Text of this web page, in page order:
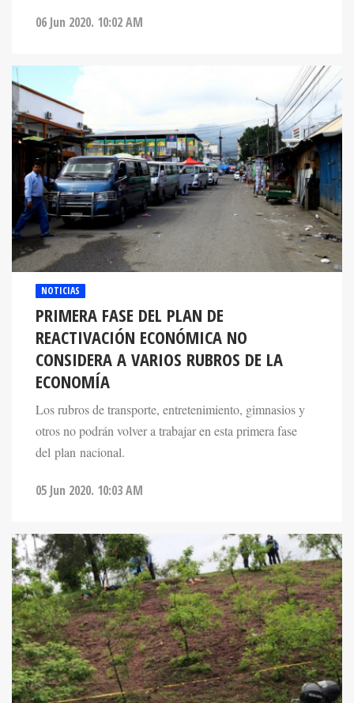
06 Jun 2020. 10:02 AM
NOTICIAS
PRIMERA FASE DEL PLAN DE
REACTIVACIÓN ECONÓMICA NO
CONSIDERA A VARIOS RUBROS DE LA
ECONOMÍA
Los rubros de transporte, entretenimiento, gimnasios y
otros no podrán volver a trabajar en esta primera fase
del plan nacional.
05 Jun 2020. 10:03 AM